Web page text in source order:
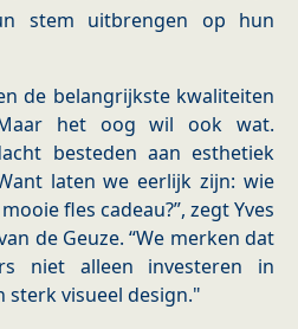
stem uitbrengen op hun
de belangrijkste kwaliteiten
het oog wil ook wat.
besteden aan esthetiek
laten we eerlijk zijn: wie
fles cadeau?”, zegt Yves
de Geuze. “We merken dat
niet alleen investeren in
sterk visueel design."